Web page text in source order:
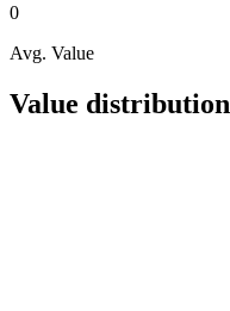
0
Avg. Value
Value distribution